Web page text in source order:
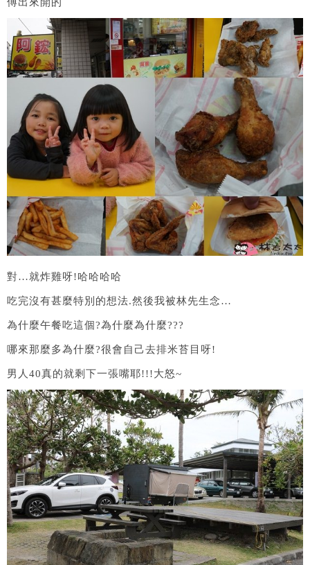
對…就炸雞呀!哈哈哈哈
吃完沒有甚麼特別的想法.然後我被林先生念…
為什麼午餐吃這個?為什麼為什麼???
哪來那麼多為什麼?很會自己去排米苔目呀!
男人40真的就剩下一張嘴耶!!!大怒~